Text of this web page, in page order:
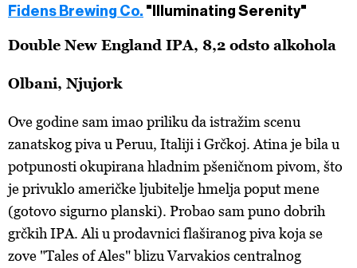
Fidens Brewing Co. "Illuminating Serenity"
Double New England IPA, 8,2 odsto alkohola
Olbani, Njujork
Ove godine sam imao priliku da istražim scenu
zanatskog piva u Peruu, Italiji i Grčkoj. Atina je bila u
potpunosti okupirana hladnim pšeničnom pivom, što
je privuklo američke ljubitelje hmelja poput mene
(gotovo sigurno planski). Probao sam puno dobrih
grčkih IPA. Ali u prodavnici flaširanog piva koja se
zove "Tales of Ales" blizu Varvakios centralnog